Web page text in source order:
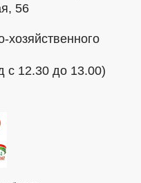
56
хозяйственного
с 12.30 до 13.00)